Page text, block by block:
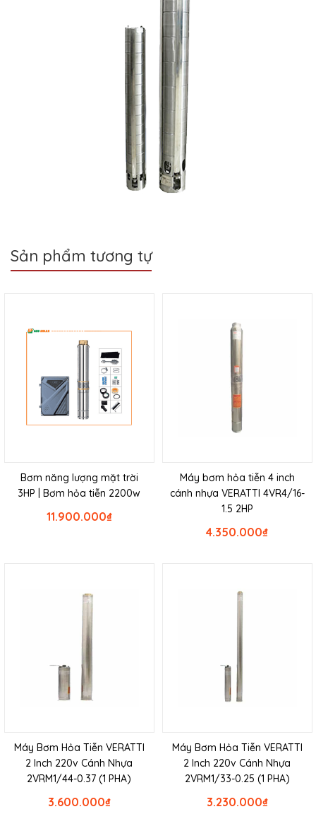
Sản phẩm tương tự
Bơm năng lượng mặt trời
3HP | Bơm hỏa tiễn 2200w
₫
11.900.000
Máy bơm hỏa tiễn 4 inch
cánh nhựa VERATTI 4VR4/16-
1.5 2HP
₫
4.350.000
Máy Bơm Hỏa Tiễn VERATTI
2 Inch 220v Cánh Nhựa
2VRM1/44-0.37 (1 PHA)
₫
3.600.000
Máy Bơm Hỏa Tiễn VERATTI
2 Inch 220v Cánh Nhựa
2VRM1/33-0.25 (1 PHA)
₫
3.230.000